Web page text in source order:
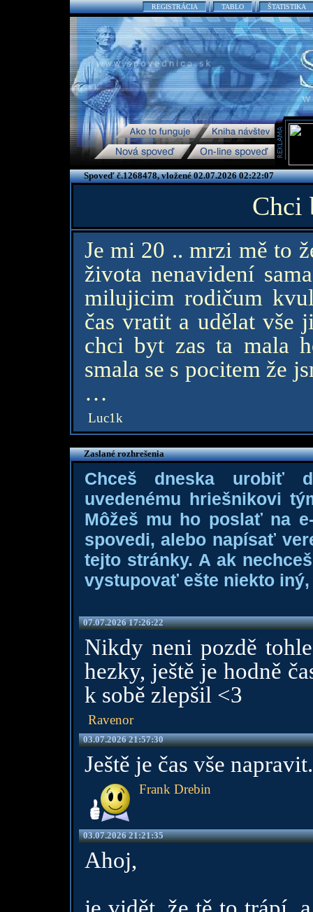
REGISTRÁCIA TABLO ŠTATISTIKA
Spoveď č.1268478, vložené 02.07.2026 02:22:07
Chci
Je mi 20 .. mrzi mě to
života nenavidení
milujicim rodičum
čas vratit a udělat
chci byt zas ta mala
smala se s pocitem že
…
Luc1k
Zaslané rozhrešenia
Chceš dneska urobiť
uvedenému hriešnikovi
Môžeš mu ho poslať na
spovedi, alebo napísať
tejto stránky. A ak
vystupovať ešte niekto
07.07.2026 17:26:22
Nikdy neni pozdě
hezky, ještě je hodně
k sobě zlepšil <3
Ravenor
03.07.2026 21:57:30
Ještě je čas vše napravit.
Frank Drebin
03.07.2026 21:21:35
Ahoj,